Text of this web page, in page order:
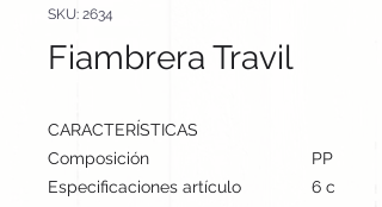
SKU: 2634
Fiambrera Travil
CARACTERÍSTICAS
Composición
PP
Especificaciones artículo
6 cm /